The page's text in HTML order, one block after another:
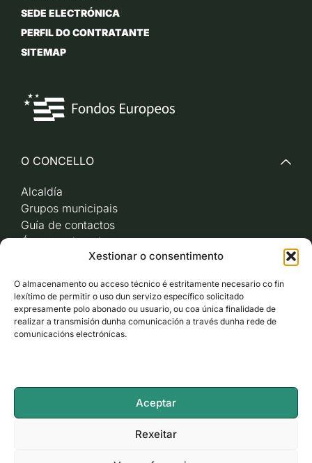
Xestionar o consentimento
O almacenamento ou acceso técnico é estritamente necesario co fin
lexítimo de permitir o uso dun servizo específico solicitado
expresamente polo abonado ou usuario, ou coa única finalidade de
realizar a transmisión dunha comunicación a través dunha rede de
comunicacións electrónicas.
Aceptar
Rexeitar
SEDE ELECTRÓNICA
PERFIL DO CONTRATANTE
SITEMAP
O CONCELLO
Alcaldía
Grupos municipais
Guía de contactos
Órganos de goberno
Acceso a videoactas
xunta de goberno local
Imaxe corporativa
CARBALLO AO DÍA